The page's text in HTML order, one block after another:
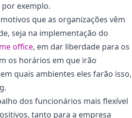
exemplo.
que as organizações vêm
seja na implementação do
office, em dar liberdade para os
os horários em que irão
quais ambientes eles farão isso,
dos funcionários mais flexível
tanto para a empresa